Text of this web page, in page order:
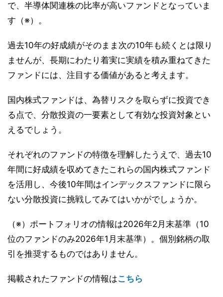
で、半導体関連株の比率が高いファンドとなっていま
す（※）。
過去10年の好成績がそのまま次の10年も続くとは限り
ませんが、長期にわたり着実に実績を積み重ねてきた
ファンドには、注目する価値があると考えます。
国内株式ファンドは、為替リスクを取らずに投資でき
る点で、分散投資の一要素として有効な投資対象とい
えるでしょう。
それぞれのファンドの特徴を理解したうえで、過去10
年間に好成績を収めてきたこれらの国内株式ファンド
を活用し、今後10年間はインデックスファンドに限ら
ない分散投資に挑戦してみてはいかがでしょうか。
（※）ポートフォリオの情報は2026年2月末基準（10
位のファンドのみ2026年1月末基準）。個別銘柄の取
引を推奨するものではありません。
掲載されたファンドの情報はこちら